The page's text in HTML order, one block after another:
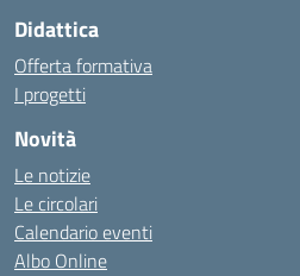
Didattica
Offerta formativa
I progetti
Novità
Le notizie
Le circolari
Calendario eventi
Albo Online